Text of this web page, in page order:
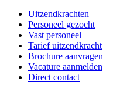
Uitzendkrachten
Personeel gezocht
Vast personeel
Tarief uitzendkracht
Brochure aanvragen
Vacature aanmelden
Direct contact